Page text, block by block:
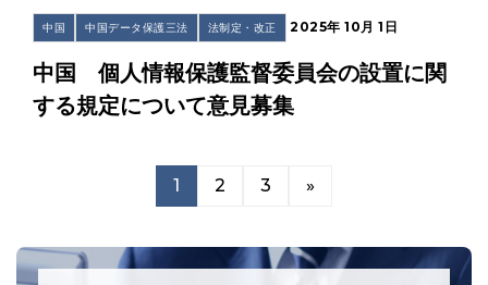
中国 中国データ保護三法 法制定・改正 2025年 10月 1日
中国 個人情報保護監督委員会の設置に関
する規定について意見募集
1 2 3 »